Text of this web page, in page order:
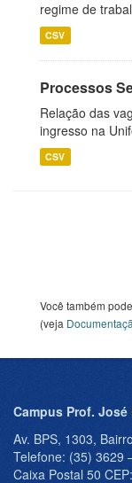
regime de
CSV
Processos
Relação das
ingresso na
CSV
Você também
(veja
Campus Prof.
Av. BPS, 1303,
Telefone: (35) 3629
Caixa Postal 50